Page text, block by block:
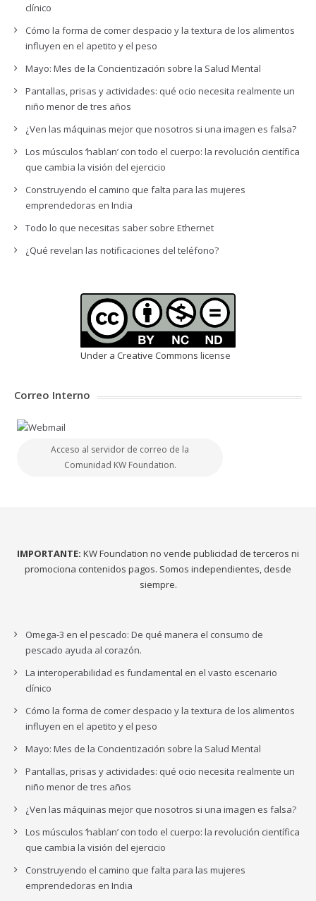
clínico
Cómo la forma de comer despacio y la textura de los alimentos
influyen en el apetito y el peso
Mayo: Mes de la Concientización sobre la Salud Mental
Pantallas, prisas y actividades: qué ocio necesita realmente un
niño menor de tres años
¿Ven las máquinas mejor que nosotros si una imagen es falsa?
Los músculos ‘hablan’ con todo el cuerpo: la revolución científica
que cambia la visión del ejercicio
Construyendo el camino que falta para las mujeres
emprendedoras en India
Todo lo que necesitas saber sobre Ethernet
¿Qué revelan las notificaciones del teléfono?
Under a Creative Commons license
Correo Interno
Acceso al servidor de correo de la
Comunidad KW Foundation.
IMPORTANTE: KW Foundation no vende publicidad de terceros ni
promociona contenidos pagos. Somos independientes, desde
siempre.
Omega-3 en el pescado: De qué manera el consumo de
pescado ayuda al corazón.
La interoperabilidad es fundamental en el vasto escenario
clínico
Cómo la forma de comer despacio y la textura de los alimentos
influyen en el apetito y el peso
Mayo: Mes de la Concientización sobre la Salud Mental
Pantallas, prisas y actividades: qué ocio necesita realmente un
niño menor de tres años
¿Ven las máquinas mejor que nosotros si una imagen es falsa?
Los músculos ‘hablan’ con todo el cuerpo: la revolución científica
que cambia la visión del ejercicio
Construyendo el camino que falta para las mujeres
emprendedoras en India